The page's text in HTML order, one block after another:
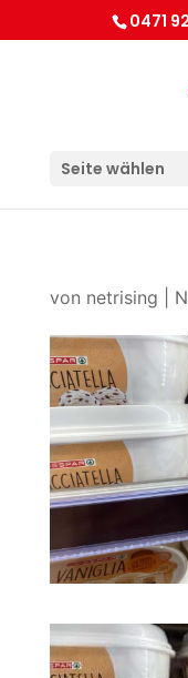
0471
Seite wählen
von netrising